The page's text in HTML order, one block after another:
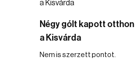
Négy gólt kapott otthon
a Kisvárda
Nem is szerzett pontot.